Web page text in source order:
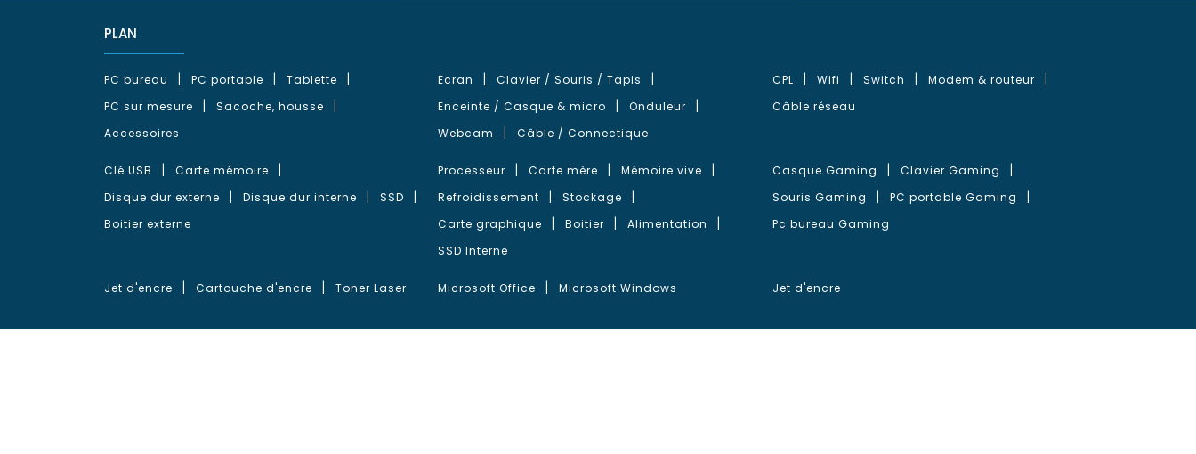
PLAN
PC bureau PC portable
Tablette
PC sur mesure
Sacoche, housse
Accessoires
Ecran
Clavier / Souris / Tapis
Enceinte / Casque & micro
Onduleur
Webcam
Câble / Connectique
CPL Wifi Switch
Modem & routeur
Câble réseau
Clé USB
Carte mémoire
Disque dur externe
Disque dur interne
SSD
Boitier externe
Processeur Carte mère
Mémoire vive
Refroidissement
Stockage
Carte graphique
Boitier
Alimentation
SSD Interne
Casque Gaming
Clavier Gaming
Souris Gaming
PC portable Gaming
Pc bureau Gaming
Jet d'encre Cartouche d'encre Toner Laser Microsoft Office Microsoft Windows Jet d'encre